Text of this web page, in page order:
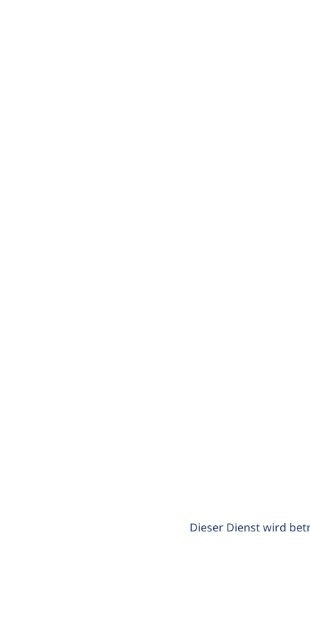
Dieser Dienst wird